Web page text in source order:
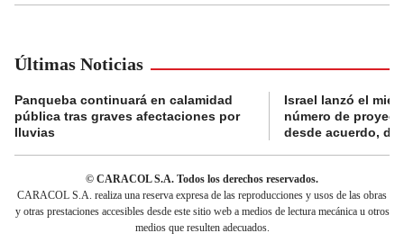
Últimas Noticias
Panqueba continuará en calamidad
pública tras graves afectaciones por
lluvias
Israel lanzó el
número de
desde acuerdo,
© CARACOL S.A. Todos los derechos reservados.
CARACOL S.A. realiza una reserva expresa de las reproducciones y usos de las obras
y otras prestaciones accesibles desde este sitio web a medios de lectura mecánica u otros
medios que resulten adecuados.